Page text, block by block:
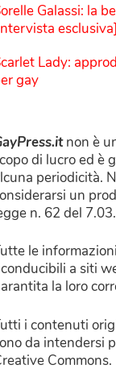
Galassi: la
esclusiva]
Lady:
gay
non è
di lucro ed è
periodicità.
un
n. 62 del
le
a siti
la loro
i contenuti
da intendersi